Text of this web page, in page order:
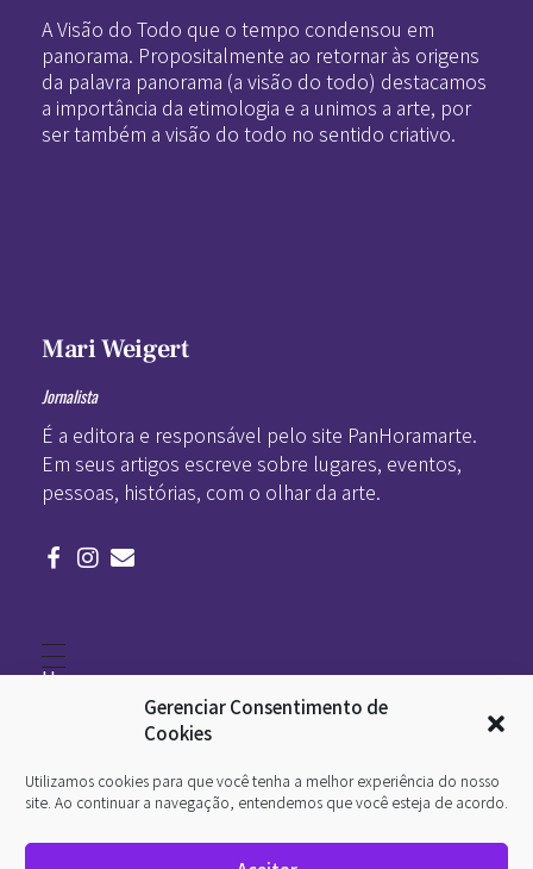
Gerenciar Consentimento de
Cookies
Utilizamos cookies para que você tenha a melhor experiência do nosso
site. Ao continuar a navegação, entendemos que você esteja de acordo.
A Visão do Todo que o tempo condensou em
panorama. Propositalmente ao retornar às origens
da palavra panorama (a visão do todo) destacamos
a importância da etimologia e a unimos a arte, por
ser também a visão do todo no sentido criativo.
Mari Weigert
Jornalista
É a editora e responsável pelo site PanHoramarte.
Em seus artigos escreve sobre lugares, eventos,
pessoas, histórias, com o olhar da arte.
Home
Arte
O que é arte
InternetArt
Quem somos